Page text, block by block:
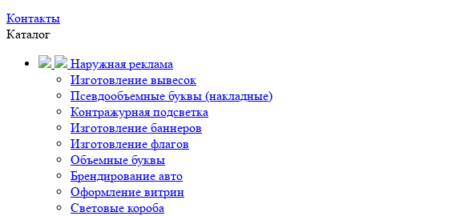
Контакты
Каталог
Наружная реклама
Изготовление вывесок
Псевдообъемные буквы (накладные)
Контражурная подсветка
Изготовление баннеров
Изготовление флагов
Объемные буквы
Брендирование авто
Оформление витрин
Световые короба